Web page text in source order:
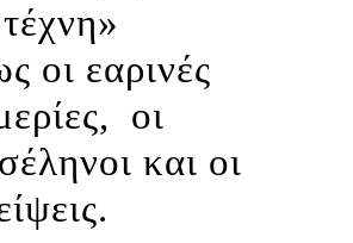
οι εαρινές
οι
και οι